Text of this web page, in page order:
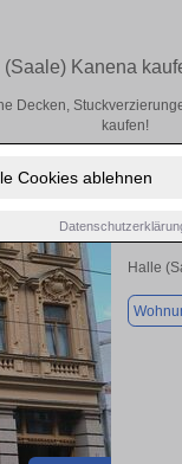
Cookies ablehnen
Kanena
Decken,
kaufen!
ETW
Halle